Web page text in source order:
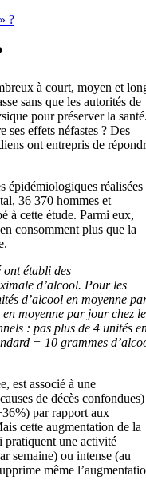
?
à court, moyen et
sans que les autorités de
pour préserver la
ses effets néfastes ? Des
ont entrepris de
épidémiologiques réalisées
36 370 hommes et
à cette étude. Parmi eux,
consomment plus que la
ont établi des
d’alcool. Pour les
d’alcool en moyenne
moyenne par jour chez
: pas plus de 4 unités
= 10 grammes
est associé à une
de décès confondues)
par rapport aux
cette augmentation de la
pratiquent une activité
semaine) ou intense (au
même